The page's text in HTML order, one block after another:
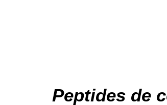
Peptides de